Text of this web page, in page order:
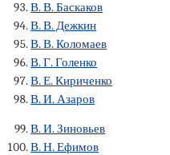
В. В. Баскаков
В. В. Дежкин
В. В. Коломаев
В. Г. Голенко
В. Е. Кириченко
В. И. Азаров
В. И. Зиновьев
В. Н. Ефимов